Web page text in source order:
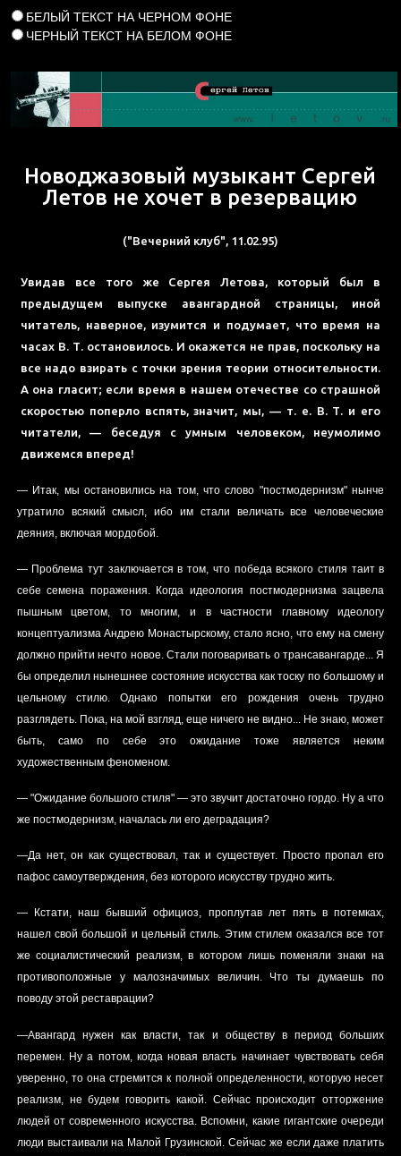
БЕЛЫЙ ТЕКСТ НА ЧЕРНОМ ФОНЕ
ЧЕРНЫЙ ТЕКСТ НА БЕЛОМ ФОНЕ
Новоджазовый музыкант Сергей
Летов не хочет в резервацию
("Вечерний клуб", 11.02.95)
Увидав все того же Сергея Летова, который был в
предыдущем выпуске авангардной страницы, иной
читатель, наверное, изумится и подумает, что время на
часах В. Т. остановилось. И окажется не прав, поскольку на
все надо взирать с точки зрения теории относительности.
А она гласит; если время в нашем отечестве со страшной
скоростью поперло вспять, значит, мы, — т. е. В. Т. и его
читатели, — беседуя с умным человеком, неумолимо
движемся вперед!
— Итак, мы остановились на том, что слово "постмодернизм" нынче
утратило всякий смысл, ибо им стали величать все человеческие
деяния, включая мордобой.
— Проблема тут заключается в том, что победа всякого стиля таит в
себе семена поражения. Когда идеология постмодернизма зацвела
пышным цветом, то многим, и в частности главному идеологу
концептуализма Андрею Монастырскому, стало ясно, что ему на смену
должно прийти нечто новое. Стали поговаривать о трансавангарде... Я
бы определил нынешнее состояние искусства как тоску по большому и
цельному стилю. Однако попытки его рождения очень трудно
разглядеть. Пока, на мой взгляд, еще ничего не видно... Не знаю, может
быть, само по себе это ожидание тоже является неким
художественным феноменом.
— "Ожидание большого стиля" — это звучит достаточно гордо. Ну а что
же постмодернизм, началась ли его деградация?
—Да нет, он как существовал, так и существует. Просто пропал его
пафос самоутверждения, без которого искусству трудно жить.
— Кстати, наш бывший официоз, проплутав лет пять в потемках,
нашел свой большой и цельный стиль. Этим стилем оказался все тот
же социалистический реализм, в котором лишь поменяли знаки на
противоположные у малозначимых величин. Что ты думаешь по
поводу этой реставрации?
—Авангард нужен как власти, так и обществу в период больших
перемен. Ну а потом, когда новая власть начинает чувствовать себя
уверенно, то она стремится к полной определенности, которую несет
реализм, не будем говорить какой. Сейчас происходит отторжение
людей от современного искусства. Вспомни, какие гигантские очереди
люди выстаивали на Малой Грузинской. Сейчас же если даже платить